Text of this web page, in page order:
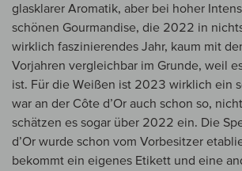
glasklarer Aromatik, aber bei hoher
schönen Gourmandise, die 2022 in
wirklich faszinierendes Jahr, kaum mit
Vorjahren vergleichbar im Grunde, weil
ist. Für die Weißen ist 2023 wirklich ein
war an der Côte d’Or auch schon so,
schätzen es sogar über 2022 ein. Die
d’Or wurde schon vom Vorbesitzer
bekommt ein eigenes Etikett und eine